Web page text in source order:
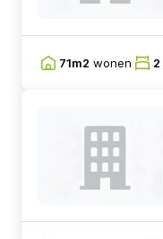
71m2 wonen 2